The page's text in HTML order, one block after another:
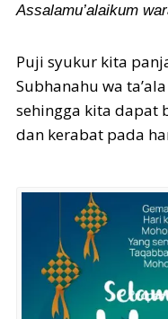
Assalamu’alaikum
Puji syukur kita
Subhanahu wa
sehingga kita dapat
dan kerabat pada